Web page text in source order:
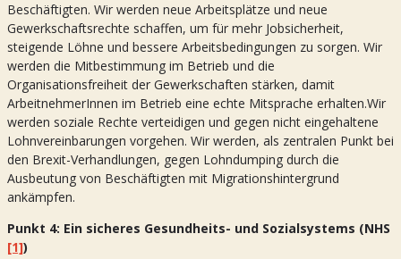
Beschäftigten. Wir werden neue Arbeitsplätze und neue
Gewerkschaftsrechte schaffen, um für mehr Jobsicherheit,
steigende Löhne und bessere Arbeitsbedingungen zu sorgen. Wir
werden die Mitbestimmung im Betrieb und die
Organisationsfreiheit der Gewerkschaften stärken, damit
ArbeitnehmerInnen im Betrieb eine echte Mitsprache erhalten.Wir
werden soziale Rechte verteidigen und gegen nicht eingehaltene
Lohnvereinbarungen vorgehen. Wir werden, als zentralen Punkt bei
den Brexit-Verhandlungen, gegen Lohndumping durch die
Ausbeutung von Beschäftigten mit Migrationshintergrund
ankämpfen.
Punkt 4: Ein sicheres Gesundheits- und Sozialsystems (NHS
[1])